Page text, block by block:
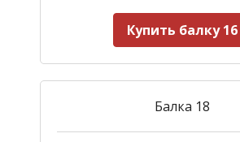
Купить балку 16
Балка 18